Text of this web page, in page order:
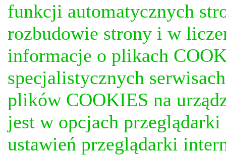
funkcji automatycznych
rozbudowie strony i w
informacje o plikach
specjalistycznych
plików COOKIES na
jest w opcjach
ustawień przeglądarki